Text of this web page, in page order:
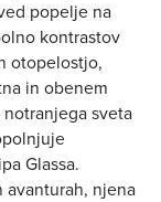
popelje na
kontrastov
otopelostjo,
in obenem
sveta
Glassa.
avanturah, njena